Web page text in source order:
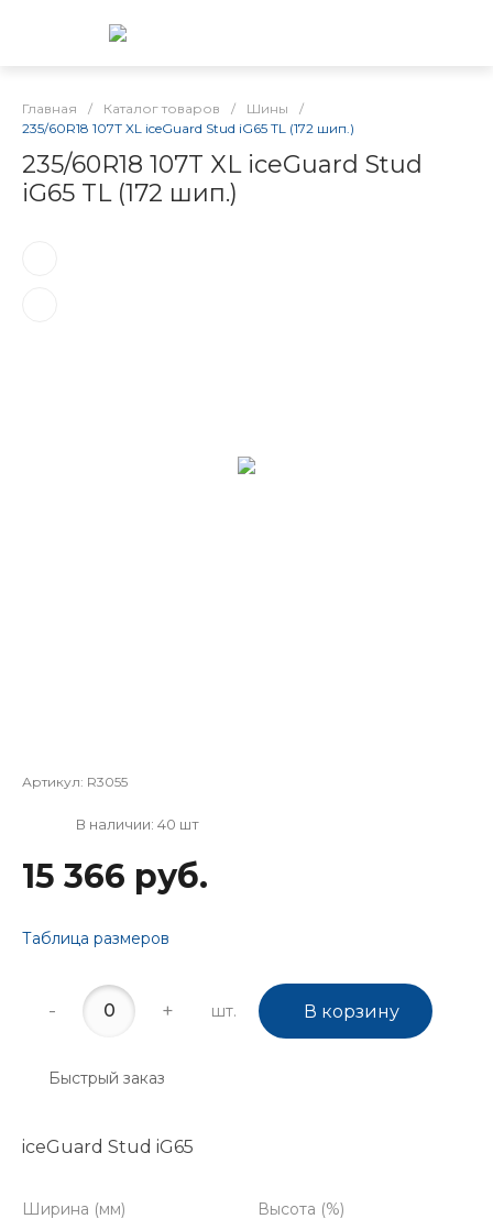
Главная / Каталог товаров / Шины
/
235/60R18 107T XL iceGuard Stud iG65 TL (172 шип.)
235/60R18 107T XL iceGuard Stud
iG65 TL (172 шип.)
Артикул: R3055
В наличии: 40 шт
15 366 руб.
Таблица размеров
- + шт. В корзину
Быстрый заказ
iceGuard Stud iG65
Ширина (мм)
Высота (%)